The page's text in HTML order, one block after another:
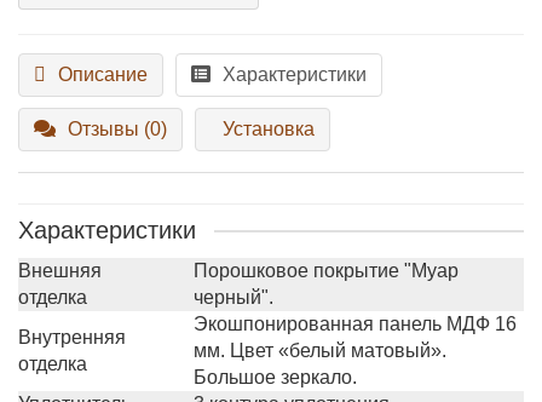
Описание Характеристики
Отзывы (0) Установка
Характеристики
Внешняя
отделка
Порошковое покрытие "Муар
черный".
Внутренняя
отделка
Экошпонированная панель МДФ 16
мм. Цвет «белый матовый».
Большое зеркало.